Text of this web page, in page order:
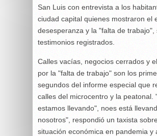
San Luis con entrevista a los
ciudad capital quienes mostraron el
desesperanza y la "falta de trabajo",
testimonios registrados.
Calles vacías, negocios cerrados y
por la "falta de trabajo" son los
segundos del informe especial que
calles del microcentro y la peatonal.
estamos llevando", noes está
nosotros", respondió un taxista
situación económica en pandemia y